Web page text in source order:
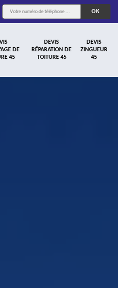
DE
45
DEVIS
RÉPARATION DE
TOITURE 45
DEVIS
ZINGUEUR
45